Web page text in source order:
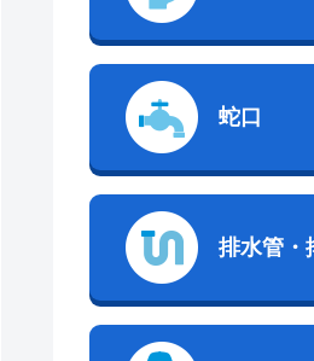
蛇口
排水管・